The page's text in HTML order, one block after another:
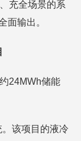
充全场景的系
面输出。
24MWh储能
该项目的液冷